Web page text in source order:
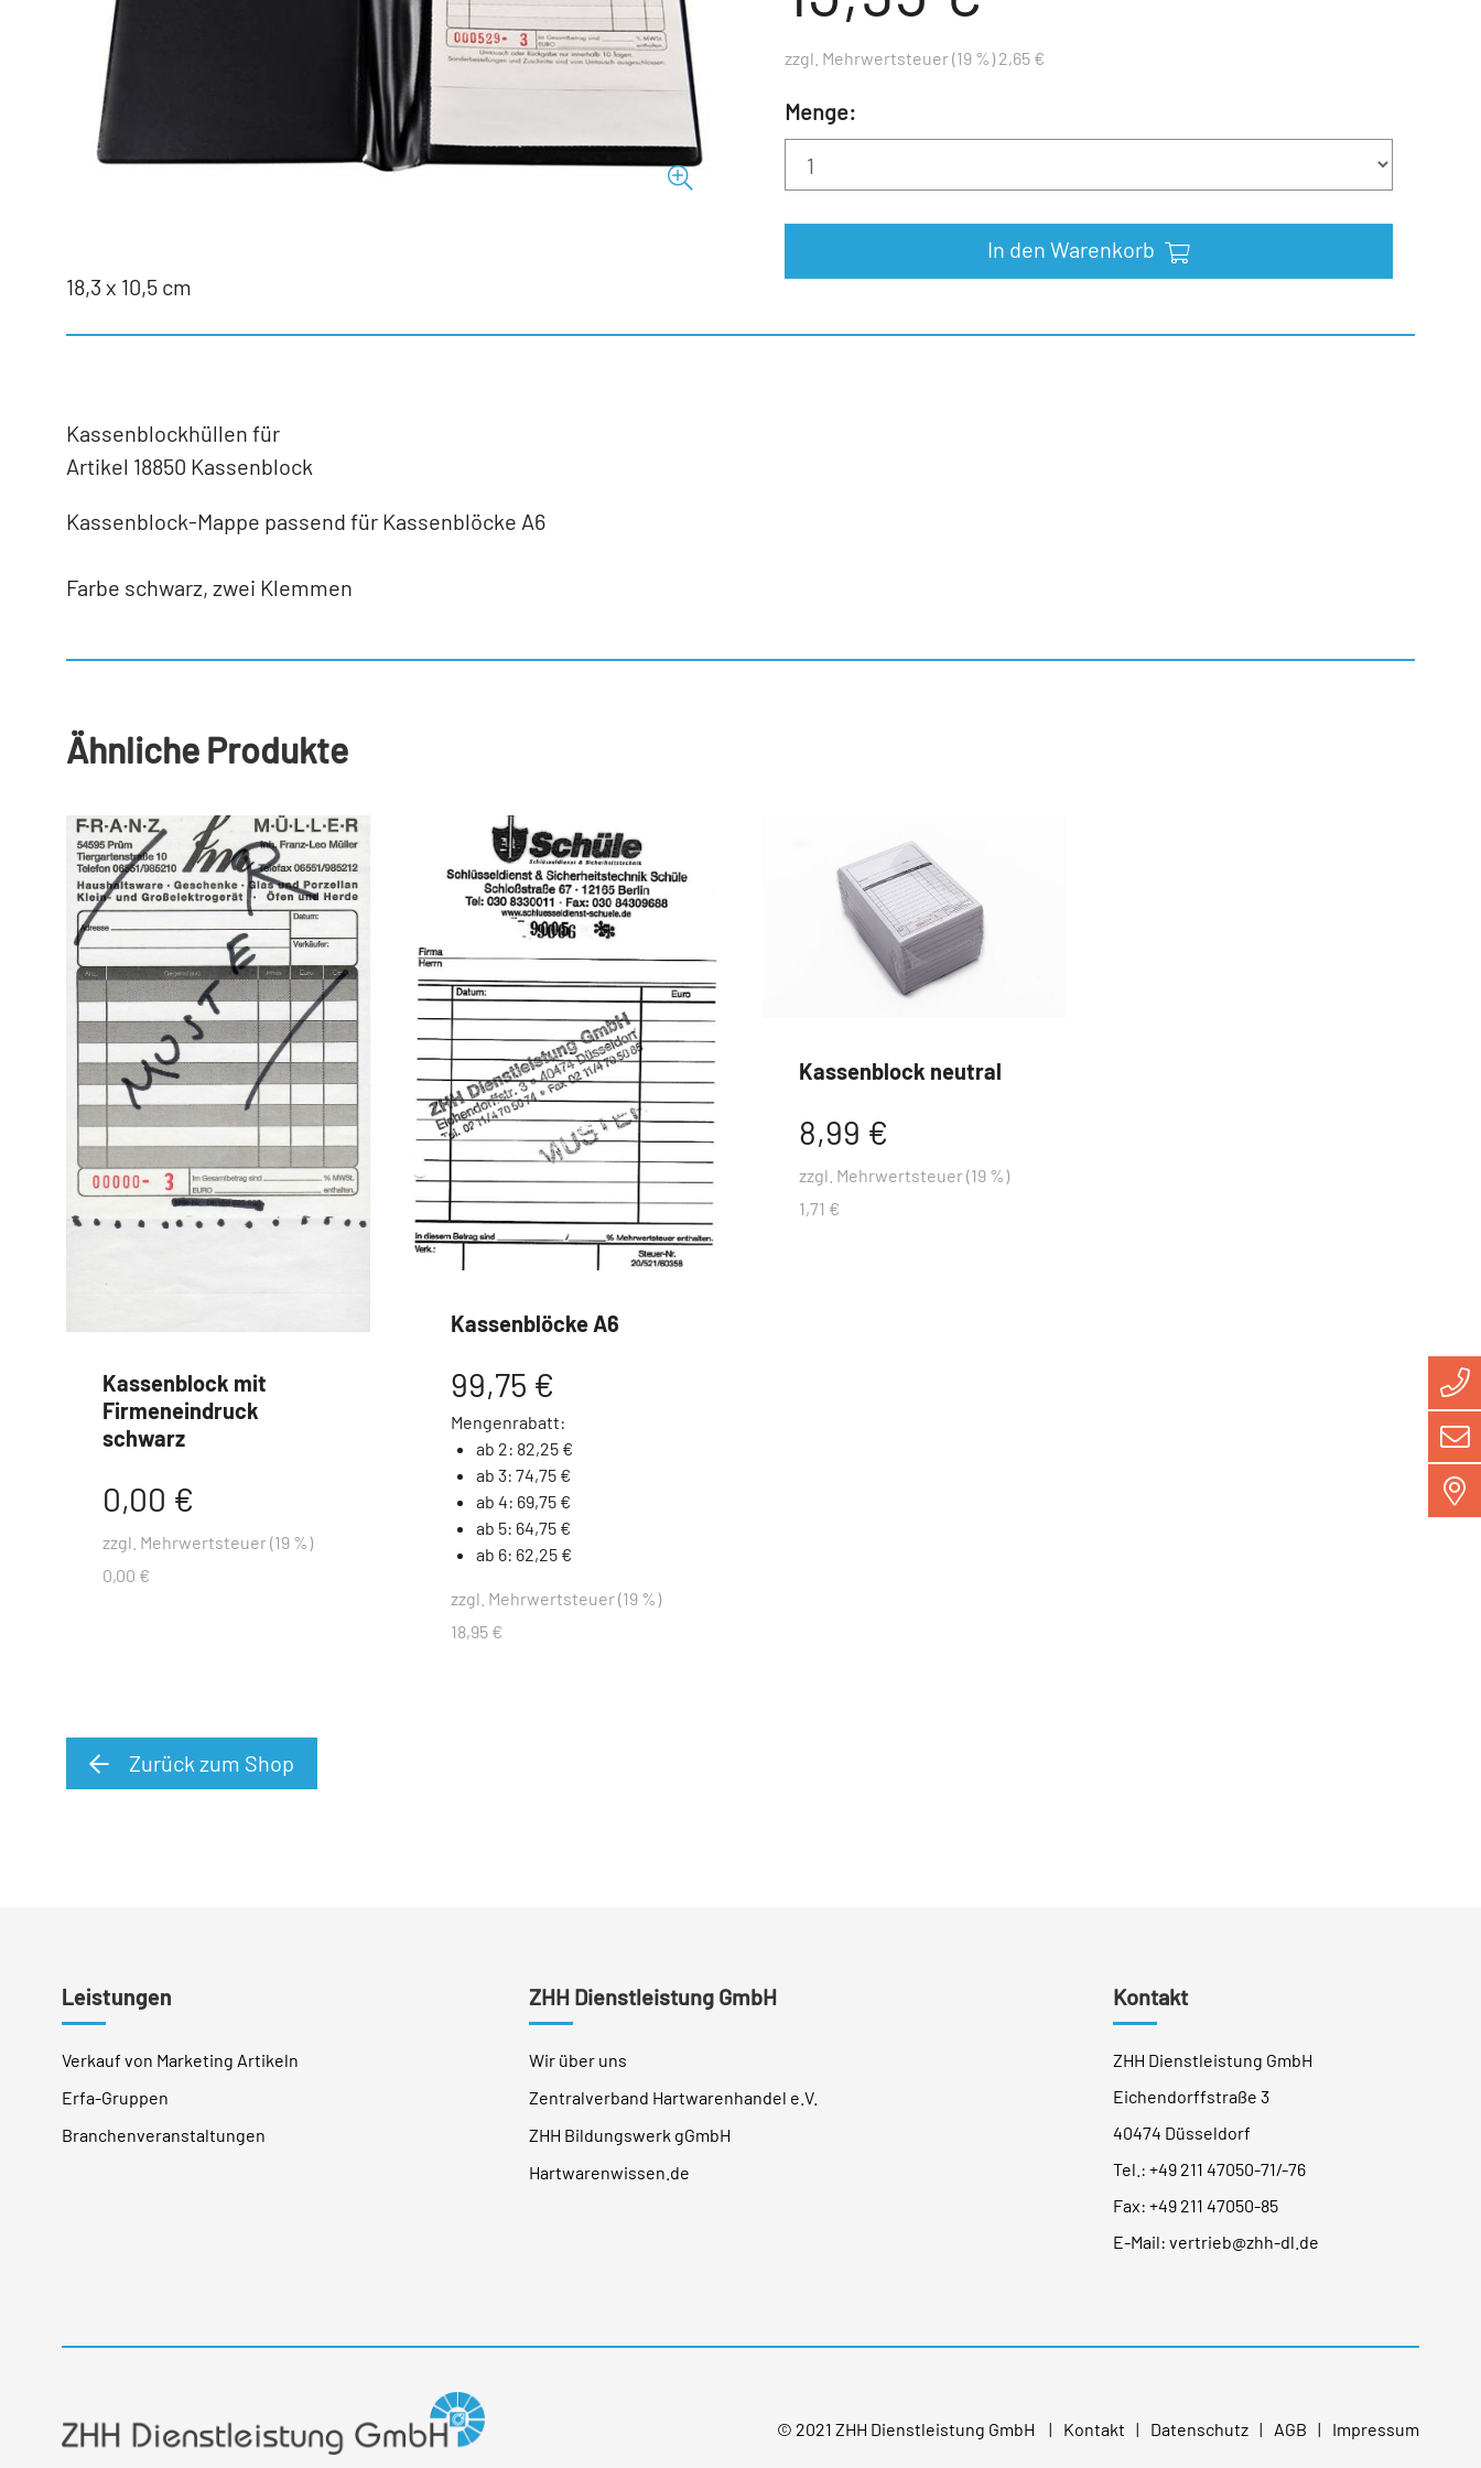
18,3 x 10,5 cm
zzgl. Mehrwertsteuer (19 %) 2,65 €
Menge:
In den Warenkorb
Kassenblockhüllen für
Artikel 18850 Kassenblock
Kassenblock-Mappe passend für Kassenblöcke A6
Farbe schwarz, zwei Klemmen
Ähnliche Produkte
Kassenblock mit
Firmeneindruck
schwarz
0,00 €
zzgl. Mehrwertsteuer (19 %)
0,00 €
Kassenblöcke A6
99,75 €
Mengenrabatt:
ab 2: 82,25 €
ab 3: 74,75 €
ab 4: 69,75 €
ab 5: 64,75 €
ab 6: 62,25 €
zzgl. Mehrwertsteuer (19 %)
18,95 €
Kassenblock neutral
8,99 €
zzgl. Mehrwertsteuer (19 %)
1,71 €
Zurück zum Shop
Leistungen
Verkauf von Marketing Artikeln
Erfa-Gruppen
Branchenveranstaltungen
ZHH Dienstleistung GmbH
Wir über uns
Zentralverband Hartwarenhandel e.V.
ZHH Bildungswerk gGmbH
Hartwarenwissen.de
Kontakt
ZHH Dienstleistung GmbH
Eichendorffstraße 3
40474 Düsseldorf
Tel.:+49 211 47050-71/-76
Fax: +49 211 47050-85
E-Mail:vertrieb@zhh-dl.de
© 2021 ZHH Dienstleistung GmbH Kontakt Datenschutz AGB Impressum